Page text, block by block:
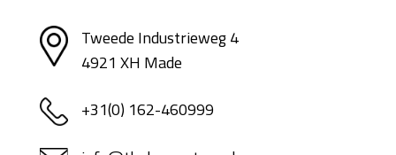
Tweede Industrieweg 4
4921 XH Made
+31(0) 162-460999